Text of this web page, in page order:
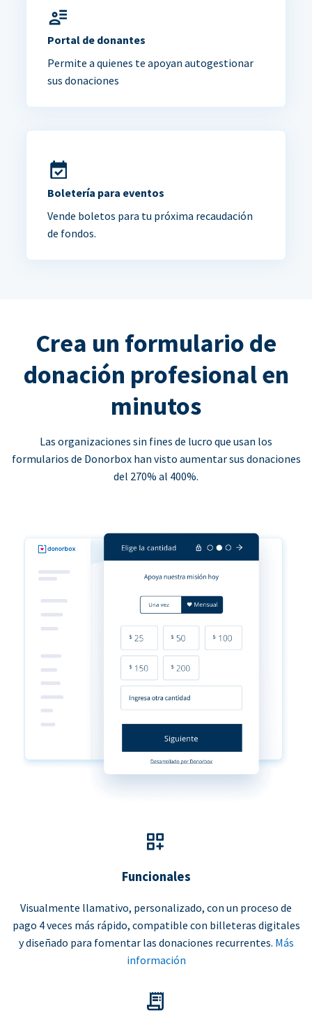
Portal de donantes
Permite a quienes te apoyan autogestionar
sus donaciones
Boletería para eventos
Vende boletos para tu próxima recaudación
de fondos.
Crea un formulario de
donación profesional en
minutos
Las organizaciones sin fines de lucro que usan los
formularios de Donorbox han visto aumentar sus donaciones
del 270% al 400%.
Funcionales
Visualmente llamativo, personalizado, con un proceso de
pago 4 veces más rápido, compatible con billeteras digitales
y diseñado para fomentar las donaciones recurrentes. Más
información